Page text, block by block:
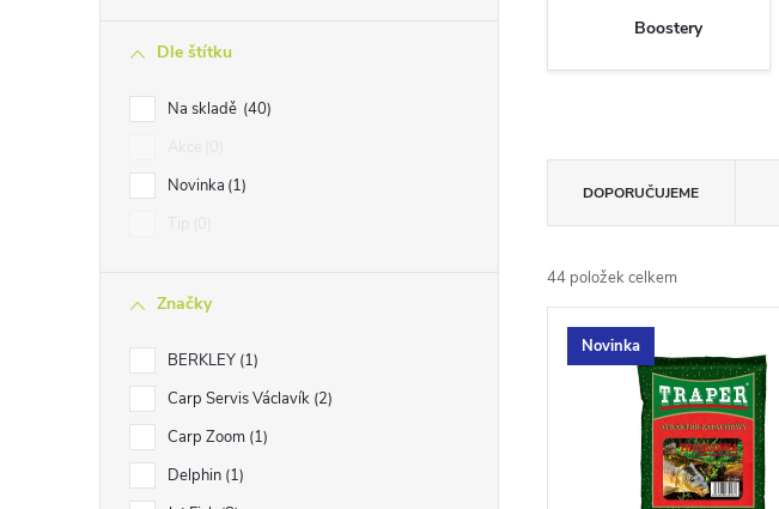
Dle štítku
Na skladě 40
Novinka 1
Značky
BERKLEY 1
Carp Servis Václavík 2
Carp Zoom 1
Delphin 1
Boostery
a
z
e
DOPORUČUJEME
44 položek celkem
V
Novinka